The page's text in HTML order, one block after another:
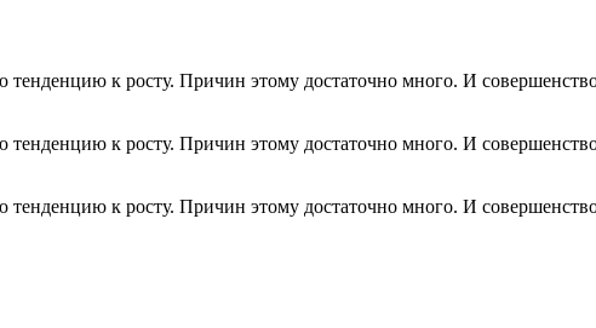
к росту. Причин этому достаточно много. И
к росту. Причин этому достаточно много. И
к росту. Причин этому достаточно много. И